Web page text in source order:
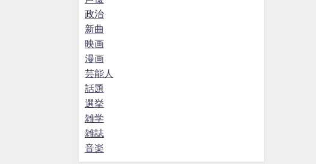
政治
新曲
映画
漫画
芸能人
話題
選挙
雑学
雑誌
音楽